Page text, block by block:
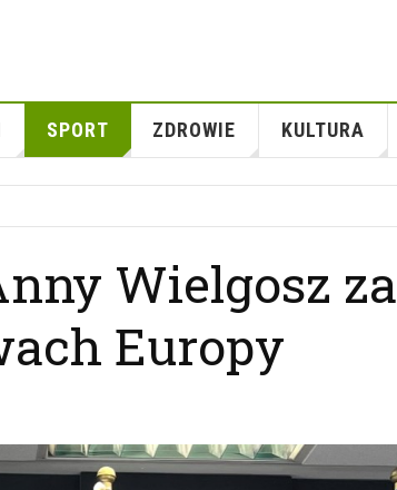
SPORT ZDROWIE KULTURA
Wielgosz za
Europy